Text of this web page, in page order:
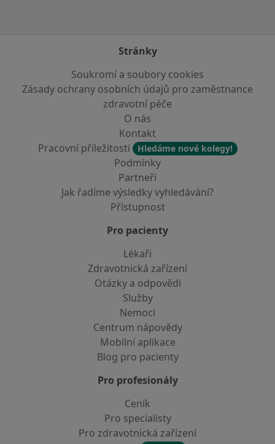
Stránky
Soukromí a soubory cookies
Zásady ochrany osobních údajů pro zaměstnance
zdravotní péče
O nás
Kontakt
Pracovní příležitosti
Hledáme nové kolegy!
Podmínky
Partneři
Jak řadíme výsledky vyhledávání?
Přístupnost
Pro pacienty
Lékaři
Zdravotnická zařízení
Otázky a odpovědi
Služby
Nemoci
Centrum nápovědy
Mobilní aplikace
Blog pro pacienty
Pro profesionály
Ceník
Pro specialisty
Pro zdravotnická zařízení